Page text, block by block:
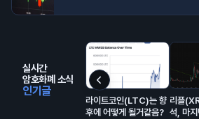
실시간
암호화폐 소식
인기글
라이트코인(LTC)는 향
후에 어떻게 될거같음?
리플
석, 마